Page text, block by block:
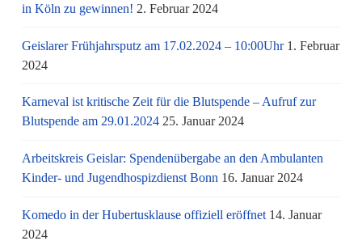
in Köln zu gewinnen! 2. Februar 2024
Geislarer Frühjahrsputz am 17.02.2024 – 10:00Uhr 1. Februar
2024
Karneval ist kritische Zeit für die Blutspende – Aufruf zur
Blutspende am 29.01.2024 25. Januar 2024
Arbeitskreis Geislar: Spendenübergabe an den Ambulanten
Kinder- und Jugendhospizdienst Bonn 16. Januar 2024
Komedo in der Hubertusklause offiziell eröffnet 14. Januar
2024